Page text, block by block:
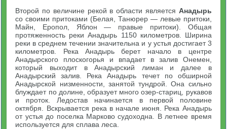
Второй по величине рекой в области является Анадырь
со своими притоками (Белая, Танюрер — левые притоки,
Майн, Еропол, Яблон — правые притоки). Общая
протяженность реки Анадырь 1150 километров. Ширина
реки в среднем течении значительна и у устья достигает 3
километров. Река Анадырь берет начало в центре
Анадырского плоскогорья и впадает в залив Онемен,
который выходит в Анадырский лиман и далее в
Анадырский залив. Река Анадырь течет по обширной
Анадырской низменности, занятой тундрой. Она сильно
блуждает по долине, образует много озер-стариц, рукавов
и проток. Ледостав начинается в первой половине
октября. Вскрывается река в начале июня. Река Анадырь
от устья до поселка Марково судоходна. В летнее время
используется для сплава леса.